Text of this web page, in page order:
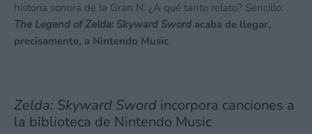
Guarda mi nombre, correo electrónico y web en este navegador para la
próxima vez que comente.
historia sonora de la Gran N. ¿A qué tanto relato? Sencillo.
The Legend of Zelda: Skyward Sword acaba de llegar,
precisamente, a Nintendo Music.
Zelda: Skyward Sword incorpora canciones a
la biblioteca de Nintendo Music